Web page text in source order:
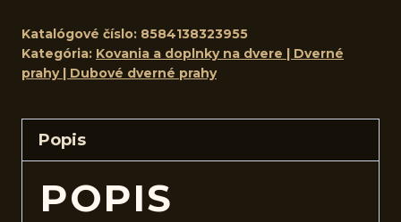
Katalógové číslo: 8584138323955
Kategória: Kovania a doplnky na dvere | Dverné
prahy | Dubové dverné prahy
Popis
POPIS